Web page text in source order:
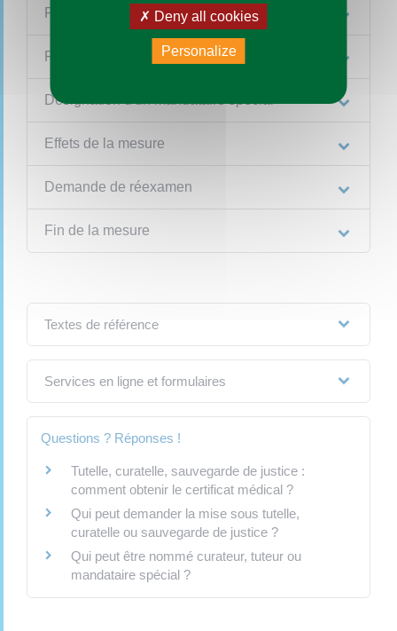
Procédure
Recours
Désignation d'un mandataire spécial
Effets de la mesure
Demande de réexamen
Fin de la mesure
Textes de référence
Services en ligne et formulaires
Questions ? Réponses !
Tutelle, curatelle, sauvegarde de justice :
comment obtenir le certificat médical ?
Qui peut demander la mise sous tutelle,
curatelle ou sauvegarde de justice ?
Qui peut être nommé curateur, tuteur ou
mandataire spécial ?
Deny all cookies
Personalize